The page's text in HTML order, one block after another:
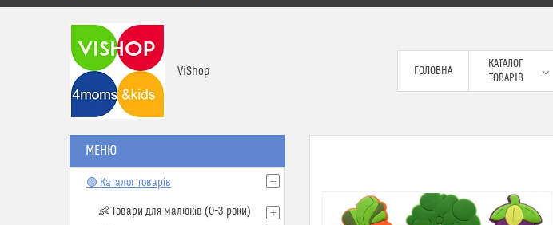
ViShop ГОЛОВНА
КАТАЛОГ
ТОВАРІВ
🟢 Каталог товарів
👶 Товари для малюків (0–3 роки)